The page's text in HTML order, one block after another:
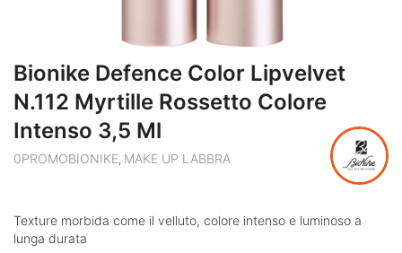
Bionike Defence Color Lipvelvet
N.112 Myrtille Rossetto Colore
Intenso 3,5 Ml
0PROMOBIONIKE, MAKE UP LABBRA
Texture morbida come il velluto, colore intenso e luminoso a
lunga durata